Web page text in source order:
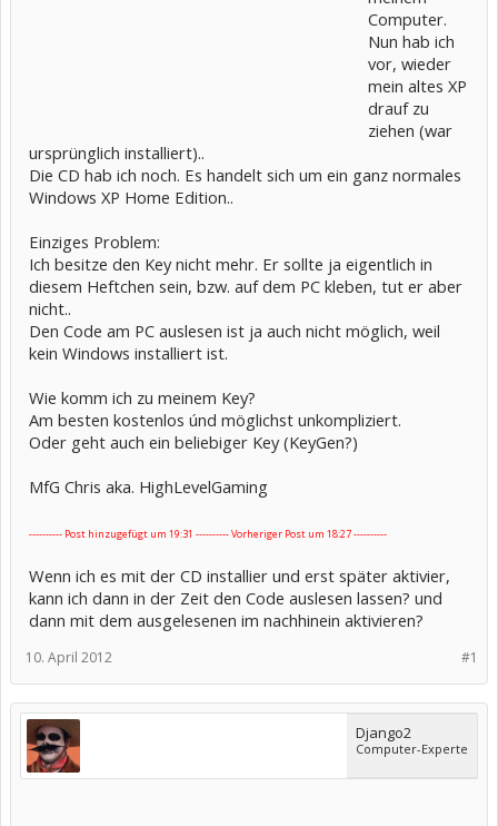
Computer.
Nun hab ich
vor, wieder
mein altes XP
drauf zu
ziehen (war
ursprünglich installiert)..
Die CD hab ich noch. Es handelt sich um ein ganz normales
Windows XP Home Edition..
Einziges Problem:
Ich besitze den Key nicht mehr. Er sollte ja eigentlich in
diesem Heftchen sein, bzw. auf dem PC kleben, tut er aber
nicht..
Den Code am PC auslesen ist ja auch nicht möglich, weil
kein Windows installiert ist.
Wie komm ich zu meinem Key?
Am besten kostenlos únd möglichst unkompliziert.
Oder geht auch ein beliebiger Key (KeyGen?)
MfG Chris aka. HighLevelGaming
---------- Post hinzugefügt um 19:31 ---------- Vorheriger Post um 18:27 ----------
Wenn ich es mit der CD installier und erst später aktivier,
kann ich dann in der Zeit den Code auslesen lassen? und
dann mit dem ausgelesenen im nachhinein aktivieren?
#1
10. April 2012
Django2
Computer-Experte